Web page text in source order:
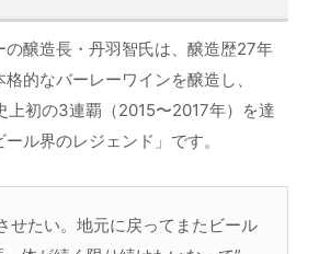
の醸造長・丹羽智氏は、醸造歴27年
的なバーレーワインを醸造し、
上初の3連覇（2015〜2017年）を達
ル界のレジェンド」です。
せたい。地元に戻ってまたビール